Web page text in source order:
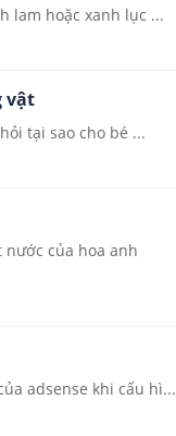
lam hoặc xanh lục ...
vật
tại sao cho bé ...
của hoa anh
adsense khi cấu hì...